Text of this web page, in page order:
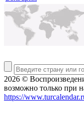
2026 ©
возможно только при
https://